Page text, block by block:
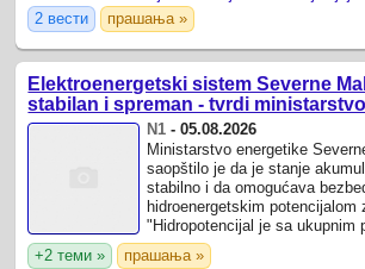
2 вести
прашања »
Elektroenergetski sistem Severne
stabilan i spreman - tvrdi ministarstvo
N1 -05.08.2026
Ministarstvo energetike
saopštilo je da je stanje
stabilno i da omogućava
hidroenergetskim potencijalom
"Hidropotencijal je sa ukupnim
akumulacija na oko 70
+2 теми » прашања »